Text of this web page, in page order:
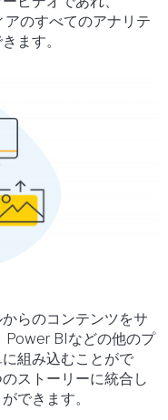
のすべてのアナリテ
ます。
らのコンテンツをサ
Power BIなどの他のプ
組み込むことがで
ストーリーに統合し
できます。